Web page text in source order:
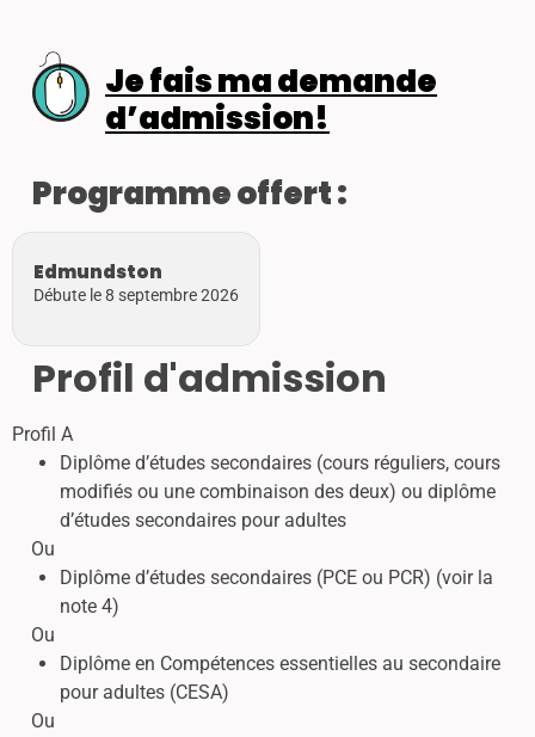
Je fais ma demande
d’admission!
Programme offert :
Edmundston
Débute le 8 septembre 2026
Profil d'admission
Profil A
Diplôme d’études secondaires (cours réguliers, cours
modifiés ou une combinaison des deux) ou diplôme
d’études secondaires pour adultes
Ou
Diplôme d’études secondaires (PCE ou PCR) (voir la
note 4)
Ou
Diplôme en Compétences essentielles au secondaire
pour adultes (CESA)
Ou